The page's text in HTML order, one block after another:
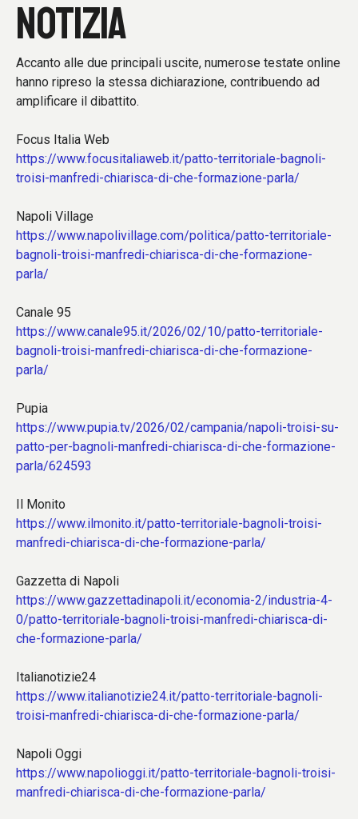
NOTIZIA
Accanto alle due principali uscite, numerose testate online
hanno ripreso la stessa dichiarazione, contribuendo ad
amplificare il dibattito.
Focus Italia Web
https://www.focusitaliaweb.it/patto-territoriale-bagnoli-
troisi-manfredi-chiarisca-di-che-formazione-parla/
Napoli Village
https://www.napolivillage.com/politica/patto-territoriale-
bagnoli-troisi-manfredi-chiarisca-di-che-formazione-
parla/
Canale 95
https://www.canale95.it/2026/02/10/patto-territoriale-
bagnoli-troisi-manfredi-chiarisca-di-che-formazione-
parla/
Pupia
https://www.pupia.tv/2026/02/campania/napoli-troisi-su-
patto-per-bagnoli-manfredi-chiarisca-di-che-formazione-
parla/624593
Il Monito
https://www.ilmonito.it/patto-territoriale-bagnoli-troisi-
manfredi-chiarisca-di-che-formazione-parla/
Gazzetta di Napoli
https://www.gazzettadinapoli.it/economia-2/industria-4-
0/patto-territoriale-bagnoli-troisi-manfredi-chiarisca-di-
che-formazione-parla/
Italianotizie24
https://www.italianotizie24.it/patto-territoriale-bagnoli-
troisi-manfredi-chiarisca-di-che-formazione-parla/
Napoli Oggi
https://www.napolioggi.it/patto-territoriale-bagnoli-troisi-
manfredi-chiarisca-di-che-formazione-parla/